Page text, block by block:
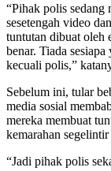
“Pihak polis sedang
sesetengah video
tuntutan dibuat oleh
benar. Tiada
kecuali polis,”
Sebelum ini, tular
media sosial
mereka membuat
kemarahan
“Jadi pihak polis